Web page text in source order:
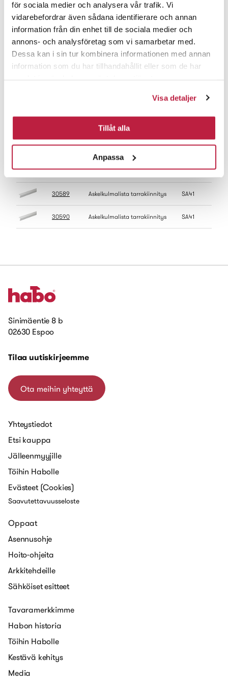
för sociala medier och analysera vår trafik. Vi
vidarebefordrar även sådana identifierare och annan
information från din enhet till de sociala medier och
annons- och analysföretag som vi samarbetar med.
Dessa kan i sin tur kombinera informationen med annan
information som du har tillhandahållit eller som de har
Visa detaljer
Tillåt alla
Anpassa
Tuotenro Tyyppi
18032 Askelkulmalista tarrakiinnitys SA41
Askelkulmalista tarrakiinnitys SA41
Askelkulmalista tarrakiinnitys
18034 Askelkulmalista tarrakiinnitys SA41
18035 Askelkulmalista tarrakiinnitys SA41
30589 Askelkulmalista tarrakiinnitys SA41
30590 Askelkulmalista tarrakiinnitys SA41
Sinimäentie 8 b
02630 Espoo
Tilaa uutiskirjeemme
Ota meihin yhteyttä
Yhteystiedot
Etsi kauppa
Jälleenmyyjille
Töihin Habolle
Evästeet (Cookies)
Saavutettavuusseloste
Oppaat
Asennusohje
Hoito-ohjeita
Arkkitehdeille
Sähköiset esitteet
Tavaramerkkimme
Habon historia
Töihin Habolle
Kestävä kehitys
Media